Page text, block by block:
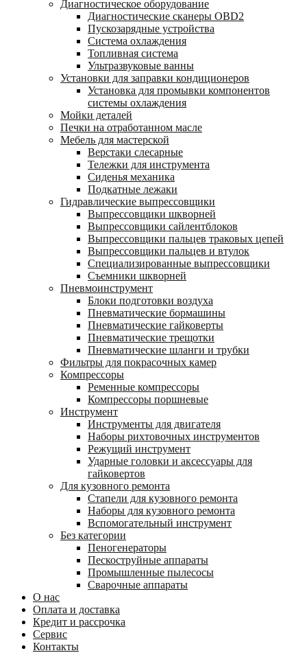
Диагностическое оборудование
Диагностические сканеры OBD2
Пускозарядные устройства
Система охлаждения
Топливная система
Ультразвуковые ванны
Установки для заправки кондиционеров
Установка для промывки компонентов
системы охлаждения
Мойки деталей
Печки на отработанном масле
Мебель для мастерской
Верстаки слесарные
Тележки для инструмента
Сиденья механика
Подкатные лежаки
Гидравлические выпрессовщики
Выпрессовщики шкворней
Выпрессовщики сайлентблоков
Выпрессовщики пальцев траковых цепей
Выпрессовщики пальцев и втулок
Специализированные выпрессовщики
Cъемники шкворней
Пневмоинструмент
Блоки подготовки воздуха
Пневматические бормашины
Пневматические гайковерты
Пневматические трещотки
Пневматические шланги и трубки
Фильтры для покрасочных камер
Компрессоры
Ременные компрессоры
Компрессоры поршневые
Инструмент
Инструменты для двигателя
Наборы рихтовочных инструментов
Режущий инструмент
Ударные головки и аксессуары для
гайковертов
Для кузовного ремонта
Стапели для кузовного ремонта
Наборы для кузовного ремонта
Вспомогательный инструмент
Без категории
Пеногенераторы
Пескоструйные аппараты
Промышленные пылесосы
Сварочные аппараты
О нас
Оплата и доставка
Кредит и рассрочка
Сервис
Контакты